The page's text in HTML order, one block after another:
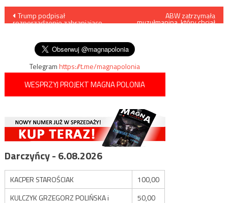
Nawigacja
Trump podpisał
rozporządzenie zabraniające
ABW zatrzymała
muzułmanina, który chciał
Telegramhttps://t.me/magnapolonia
WESPRZYJ PROJEKT MAGNA POLONIA
Darczyńcy - 6.08.2026
KACPER STAROŚCIAK
100,00
KULCZYK GRZEGORZ POLIŃSKA i
50,00